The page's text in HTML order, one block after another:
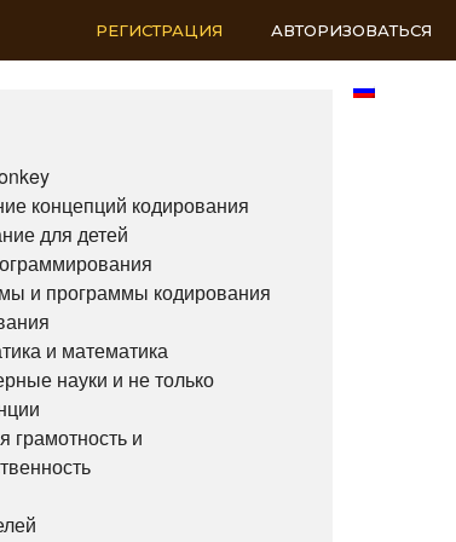
РЕГИСТРАЦИЯ АВТОРИЗОВАТЬСЯ
концепций кодирования
для детей
и программы кодирования
и математика
науки и не только
грамотность и